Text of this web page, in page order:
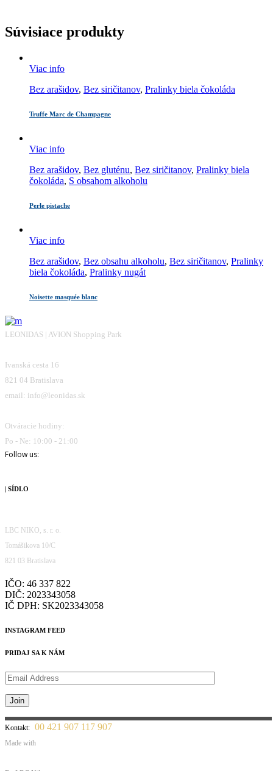
Súvisiace produkty
Viac info
Bez arašidov, Bez siričitanov, Pralinky biela čokoláda
Truffe Marc de Champagne
Viac info
Bez arašidov, Bez gluténu, Bez siričitanov, Pralinky biela
čokoláda, S obsahom alkoholu
Perle pistache
Viac info
Bez arašidov, Bez obsahu alkoholu, Bez siričitanov, Pralinky
biela čokoláda, Pralinky nugát
Noisette masquée blanc
LEONIDAS | AVION Shopping Park
Ivanská cesta 16
821 04 Bratislava
email: info@leonidas.sk
Otváracie hodiny:
Po - Ne: 10:00 - 21:00
Follow us:
| SÍDLO
LBC NIKO, s. r. o.
Tomášikova 10/C
821 03 Bratislava
IČO: 46 337 822
DIČ: 2023343058
IČ DPH: SK2023343058
INSTAGRAM FEED
PRIDAJ SA K NÁM
Kontakt: 00 421 907 117 907
Made with